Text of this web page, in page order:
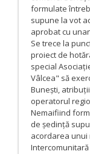
formulate
supune la vot
aprobat cu
Se trece la
proiect de
special
Vâlcea" să
Bunești,
operatorul
Nemaifiind
de ședință
acordarea unui